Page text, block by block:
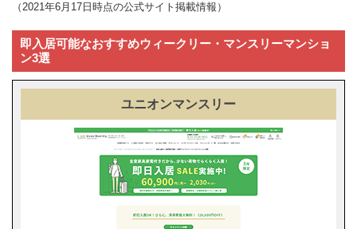
（2021年6月17日時点の公式サイト掲載情報）
即入居可能なおすすめウィークリー・マンスリーマンショ
ン3選
ユニオンマンスリー